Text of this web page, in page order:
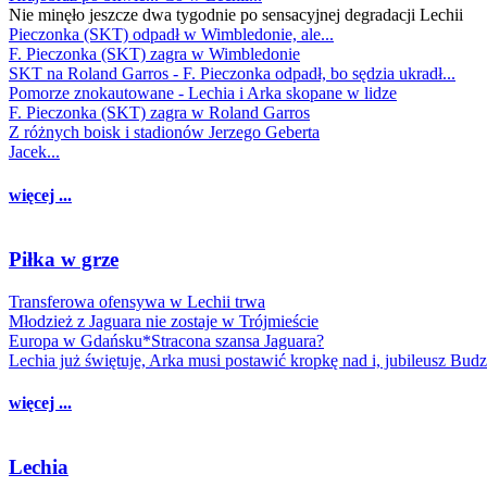
Nie minęło jeszcze dwa tygodnie po sensacyjnej degradacji Lechii
Pieczonka (SKT) odpadł w Wimbledonie, ale...
F. Pieczonka (SKT) zagra w Wimbledonie
SKT na Roland Garros - F. Pieczonka odpadł, bo sędzia ukradł...
Pomorze znokautowane - Lechia i Arka skopane w lidze
F. Pieczonka (SKT) zagra w Roland Garros
Z różnych boisk i stadionów Jerzego Geberta
Jacek...
więcej ...
Piłka w grze
Transferowa ofensywa w Lechii trwa
Młodzież z Jaguara nie zostaje w Trójmieście
Europa w Gdańsku*Stracona szansa Jaguara?
Lechia już świętuje, Arka musi postawić kropkę nad i, jubileusz
więcej ...
Lechia